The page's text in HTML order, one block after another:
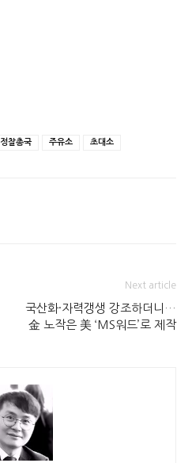
정찰총국 주유소 초대소
Next article
국산화·자력갱생 강조하더니…
金 노작은 美 ‘MS워드’로 제작